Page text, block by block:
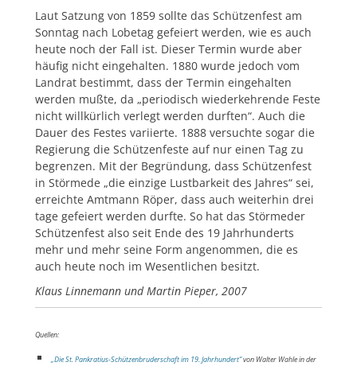
Laut Satzung von 1859 sollte das Schützenfest am
Sonntag nach Lobetag gefeiert werden, wie es auch
heute noch der Fall ist. Dieser Termin wurde aber
häufig nicht eingehalten. 1880 wurde jedoch vom
Landrat bestimmt, dass der Termin eingehalten
werden mußte, da „periodisch wiederkehrende Feste
nicht willkürlich verlegt werden durften“. Auch die
Dauer des Festes variierte. 1888 versuchte sogar die
Regierung die Schützenfeste auf nur einen Tag zu
begrenzen. Mit der Begründung, dass Schützenfest
in Störmede „die einzige Lustbarkeit des Jahres“ sei,
erreichte Amtmann Röper, dass auch weiterhin drei
tage gefeiert werden durfte. So hat das Störmeder
Schützenfest also seit Ende des 19 Jahrhunderts
mehr und mehr seine Form angenommen, die es
auch heute noch im Wesentlichen besitzt.
Klaus Linnemann und Martin Pieper, 2007
Quellen:
„Die St. Pankratius-Schützenbruderschaft im 19. Jahrhundert“von Walter Wahle in der